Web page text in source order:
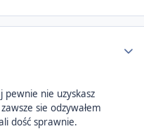
nie uzyskasz
sie odzywałem
dość sprawnie.